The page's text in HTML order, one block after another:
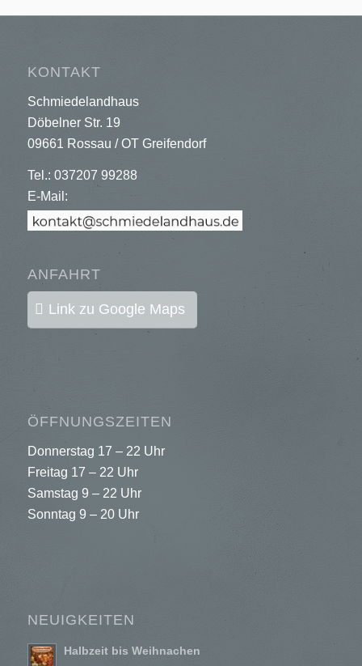
KONTAKT
Schmiedelandhaus
Döbelner Str. 19
09661 Rossau / OT Greifendorf
Tel.: 037207 99288
E-Mail:
ANFAHRT
Link zu Google Maps
ÖFFNUNGSZEITEN
Donnerstag 17 – 22 Uhr
Freitag 17 – 22 Uhr
Samstag 9 – 22 Uhr
Sonntag 9 – 20 Uhr
NEUIGKEITEN
Halbzeit bis Weihnachen